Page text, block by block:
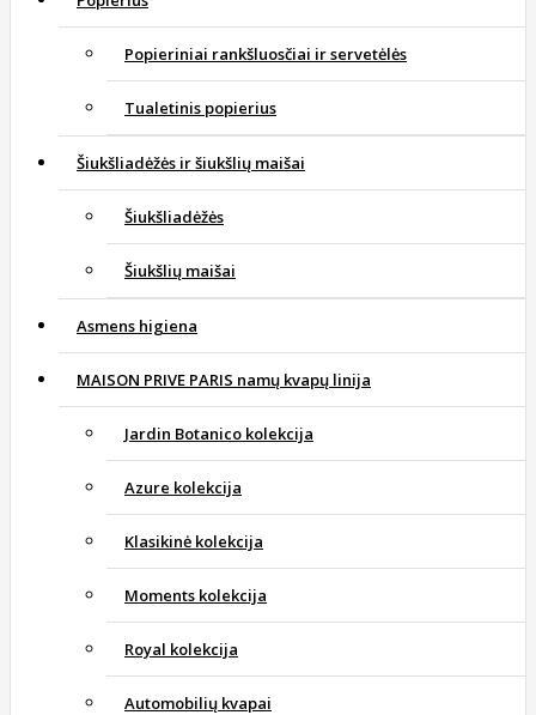
Popieriniai rankšluosčiai ir servetėlės
Tualetinis popierius
Šiukšliadėžės ir šiukšlių maišai
Šiukšliadėžės
Šiukšlių maišai
Asmens higiena
MAISON PRIVE PARIS namų kvapų linija
Jardin Botanico kolekcija
Azure kolekcija
Klasikinė kolekcija
Moments kolekcija
Royal kolekcija
Automobilių kvapai